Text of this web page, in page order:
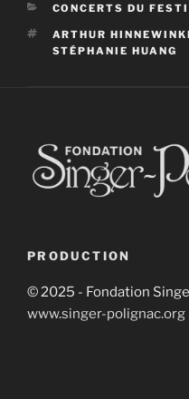
CATÉGORIES
CONCERTS DU
ÉTIQUETTES
ARTHUR
STÉPHANIE HUANG
PRODUCTION
© 2025 - Fondation
www.singer-polignac.org